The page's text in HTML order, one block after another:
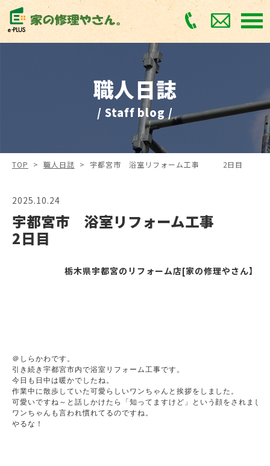
職人日誌
/ Staff blog /
TOP > 職人日誌 > 宇都宮市 浴室リフォーム工事 2日目
2025.10.24
宇都宮市 浴室リフォーム工事
2日目
栃木県宇都宮のリフォーム店[家の修理やさん】
＠しらかわです。
引き続き宇都宮市内で浴室リフォーム工事です。
今日も日中は暖かでしたね。
作業中に散歩していた可愛らしいワンちゃんと挨拶をしました。
可愛いですね～と話しかけたら「知ってますけど」という顔をされまし
ワンちゃんも言われ慣れてるのですね。
やるな！